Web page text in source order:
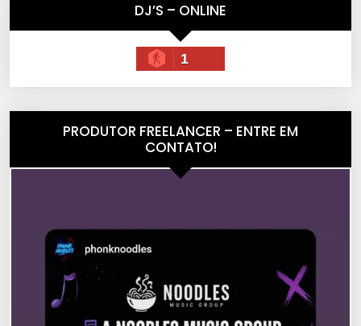
DJ’S – ONLINE
1
PRODUTOR FREELANCER – ENTRE EM
CONTATO!